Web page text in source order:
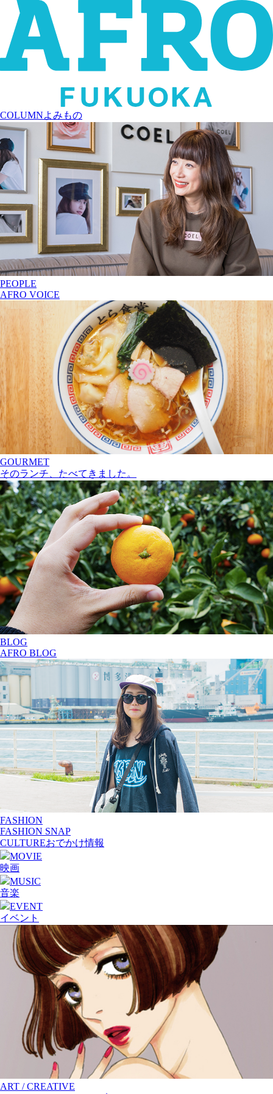
COLUMNよみもの
PEOPLE
AFRO VOICE
GOURMET
そのランチ、たべてきました。
BLOG
AFRO BLOG
FASHION
FASHION SNAP
CULTUREおでかけ情報
MOVIE
映画
MUSIC
音楽
EVENT
イベント
ART / CREATIVE